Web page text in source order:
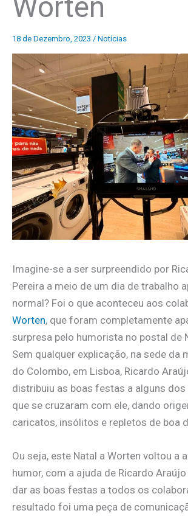
18 de Dezembro, 2023 / Notícias
Imagine-se a ser surpreendido por
Pereira a meio de um dia de trabalho
normal? Foi o que aconteceu aos
Worten, que foram completamente
surpresa pelo humorista no postal de
Sem qualquer explicação, na sede da
do Colombo, em Lisboa, Ricardo
distribuiu as boas festas a alguns
que se cruzaram com ele, dando
caricatos, insólitos e repletos de boa
Ou seja, este Natal a Worten voltou a
humor, com a ajuda de Ricardo Araújo
dar as boas festas a todos os
resultado foi uma peça de